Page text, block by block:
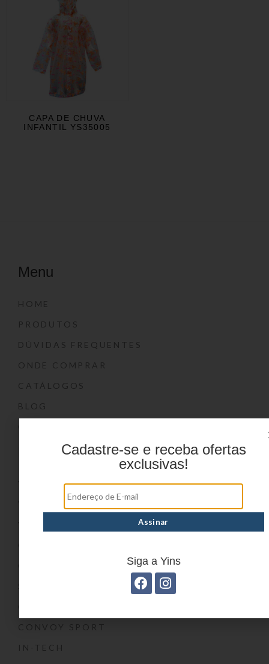
CAPA DE CHUVA
INFANTIL YS35005
Menu
HOME
PRODUTOS
DÚVIDAS FREQUENTES
ONDE COMPRAR
CATÁLOGOS
BLOG
CONTATO
Marcas
CONVOY SPORT
IN-TECH
Cadastre-se e receba ofertas
exclusivas!
Siga a Yins